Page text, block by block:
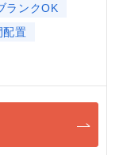
ランクOK
配置